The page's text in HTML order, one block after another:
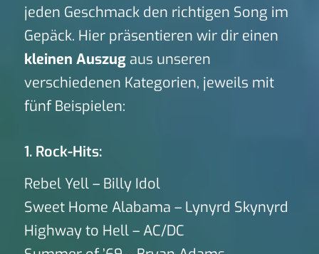
jeden Geschmack den richtigen Song im
Gepäck. Hier präsentieren wir dir einen
kleinen Auszugaus unseren
verschiedenen Kategorien, jeweils mit
fünf Beispielen:
1. Rock-Hits:
Rebel Yell – Billy Idol
Sweet Home Alabama – Lynyrd Skynyrd
Highway to Hell – AC/DC